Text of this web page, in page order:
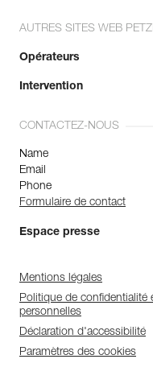
AUTRES SITES WEB
Opérateurs
Intervention
CONTACTEZ-NOUS
Name
Email
Phone
Formulaire de contact
Espace presse
Mentions légales
Politique de confidentialité
personnelles
Déclaration d'accessibilité
Paramètres des cookies